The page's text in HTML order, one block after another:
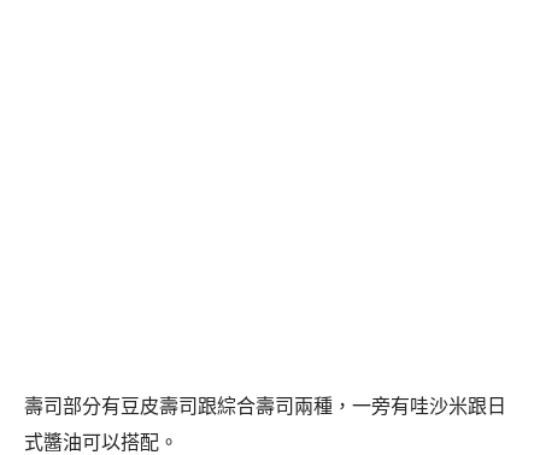
壽司部分有豆皮壽司跟綜合壽司兩種，一旁有哇沙米跟日
式醬油可以搭配。